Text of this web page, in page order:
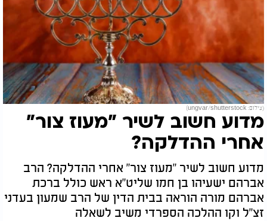
(צילום: ungvar/shutterstock)
מדוע חשוב לשיר "מעוז צור"
אחרי ההדלקה?
מדוע חשוב לשיר "מעוז צור" אחרי ההדלקה? הרב
אברהם ישעיהו בן חמו שליט"א ראש כולל ברכת
אברהם מורה הוראה בבית הדין של הרב שמעון בעדני
זצ"ל וקו ההלכה הספרדי משיב לשאלה